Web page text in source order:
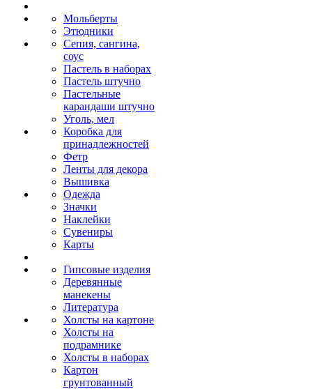
Мольберты
Этюдники
Сепия, сангина,
соус
Пастель в наборах
Пастель штучно
Пастельные
карандаши штучно
Уголь, мел
Коробка для
принадлежностей
Фетр
Ленты для декора
Вышивка
Одежда
Значки
Наклейки
Сувениры
Карты
Гипсовые изделия
Деревянные
манекены
Литература
Холсты на картоне
Холсты на
подрамнике
Холсты в наборах
Картон
грунтованный